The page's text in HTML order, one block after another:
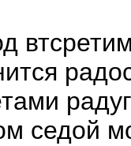
седой